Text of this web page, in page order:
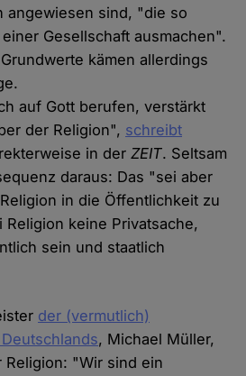
angewiesen sind, "die so
Gesellschaft ausmachen".
kämen allerdings
auf Gott berufen, verstärkt
der Religion", schreibt
in derZEIT. Seltsam
daraus: Das "sei aber
in die Öffentlichkeit zu
keine Privatsache,
sein und staatlich
der (vermutlich)
, Michael Müller,
"Wir sind ein